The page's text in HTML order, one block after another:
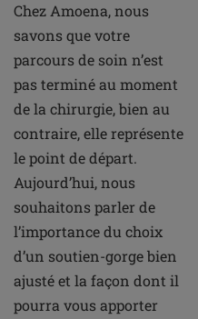
Chez Amoena, nous
savons que votre
parcours de soin n’est
pas terminé au moment
de la chirurgie, bien au
contraire, elle représente
le point de départ.
Aujourd’hui, nous
souhaitons parler de
l’importance du choix
d’un soutien-gorge bien
ajusté et la façon dont il
pourra vous apporter